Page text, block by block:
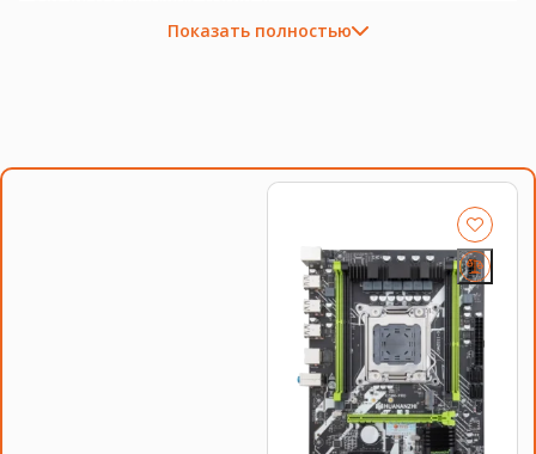
LGA 2011
15 МБ
22 нм
Покупка INTEL Xeon E5-2643 v2 решает некоторые
проблемы, с которыми сталкиваются покупатели, выбирая
Показать полностью